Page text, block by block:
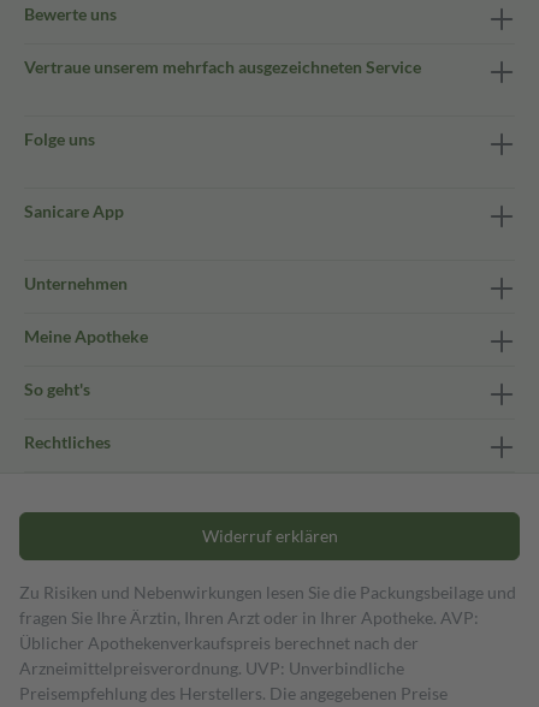
Bewerte uns
Vertraue unserem mehrfach ausgezeichneten Service
Folge uns
Sanicare App
Unternehmen
Meine Apotheke
So geht's
Rechtliches
Widerruf erklären
Zu Risiken und Nebenwirkungen lesen Sie die Packungsbeilage und
fragen Sie Ihre Ärztin, Ihren Arzt oder in Ihrer Apotheke. AVP:
Üblicher Apothekenverkaufspreis berechnet nach der
Arzneimittelpreisverordnung. UVP: Unverbindliche
Preisempfehlung des Herstellers. Die angegebenen Preise